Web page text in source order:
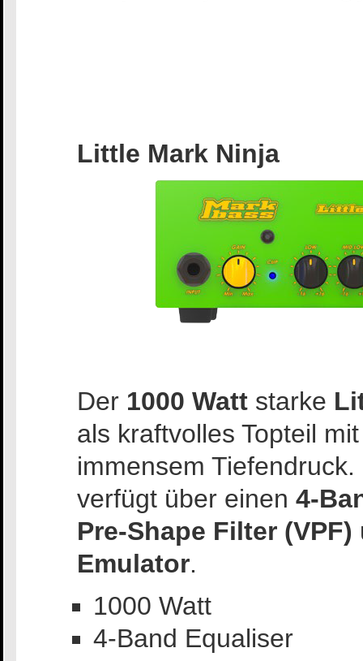
Little Mark Ninja
Der 1000 Watt starke
als kraftvolles Topteil
immensem
verfügt über einen 4-
Pre-Shape Filter (VPF)
Emulator.
1000 Watt
4-Band Equaliser